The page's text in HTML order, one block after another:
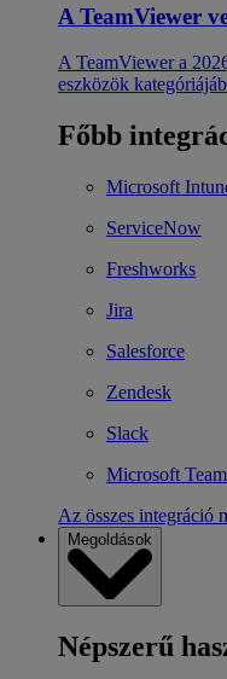
A TeamViewer
A TeamViewer a
eszközök
Főbb
Microsoft
ServiceNow
Freshworks
Jira
Salesforce
Zendesk
Slack
Microsoft
Az összes integráció
Megoldások
Népszerű